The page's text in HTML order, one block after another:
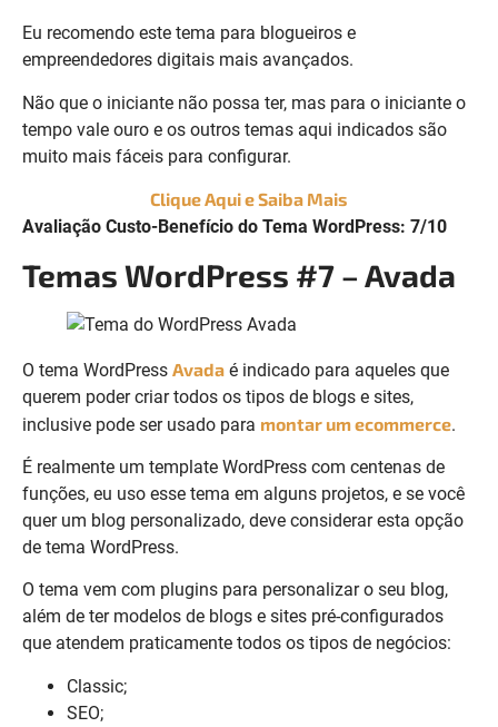
Eu recomendo este tema para blogueiros e
empreendedores digitais mais avançados.
Não que o iniciante não possa ter, mas para o iniciante o
tempo vale ouro e os outros temas aqui indicados são
muito mais fáceis para configurar.
Clique Aqui e Saiba Mais
Avaliação Custo-Benefício do Tema WordPress: 7/10
Temas WordPress #7 – Avada
O tema WordPress Avada é indicado para aqueles que
querem poder criar todos os tipos de blogs e sites,
inclusive pode ser usado para montar um ecommerce.
É realmente um template WordPress com centenas de
funções, eu uso esse tema em alguns projetos, e se você
quer um blog personalizado, deve considerar esta opção
de tema WordPress.
O tema vem com plugins para personalizar o seu blog,
além de ter modelos de blogs e sites pré-configurados
que atendem praticamente todos os tipos de negócios:
Classic;
SEO;